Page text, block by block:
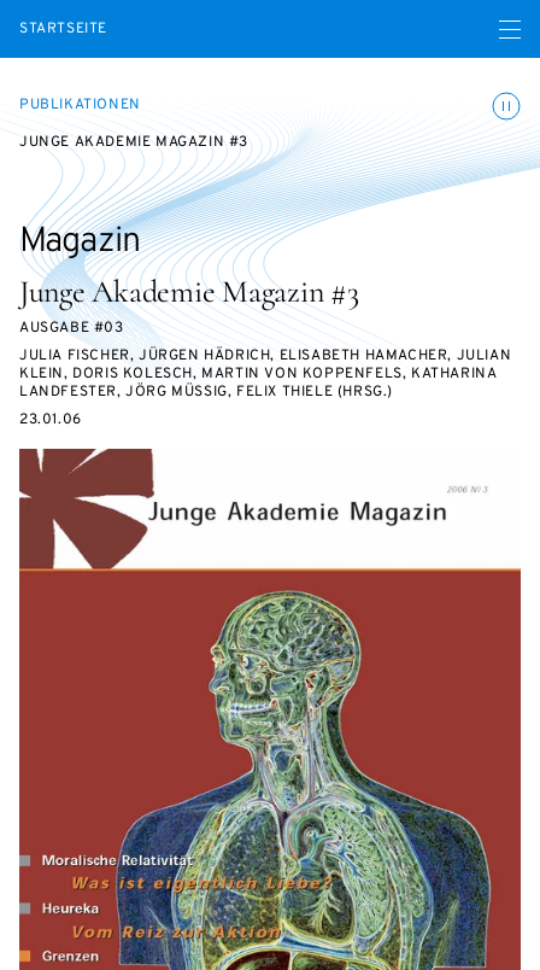
STARTSEITE Menü
PUBLIKATIONEN
JUNGE AKADEMIE MAGAZIN #3
Junge Akademie Magazin #3
AUSGABE #03
Magazin
JULIA FISCHER, JÜRGEN HÄDRICH, ELISABETH HAMACHER, JULIAN
KLEIN, DORIS KOLESCH, MARTIN VON KOPPENFELS, KATHARINA
LANDFESTER, JÖRG MÜSSIG, FELIX THIELE (HRSG.)
23.01.06